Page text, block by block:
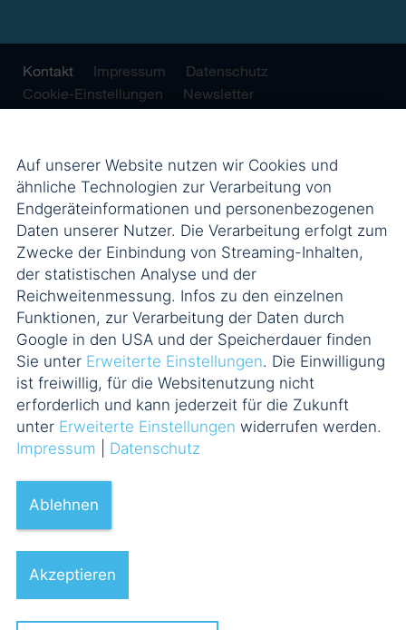
Kontakt Impressum
Datenschutz
Cookie-Einstellungen
Newsletter
Auf unserer Website nutzen wir Cookies und
ähnliche Technologien zur Verarbeitung von
Endgeräteinformationen und personenbezogenen
Daten unserer Nutzer. Die Verarbeitung erfolgt zum
Zwecke der Einbindung von Streaming-Inhalten,
der statistischen Analyse und der
Reichweitenmessung. Infos zu den einzelnen
Funktionen, zur Verarbeitung der Daten durch
Google in den USA und der Speicherdauer finden
Sie unter Erweiterte Einstellungen. Die Einwilligung
ist freiwillig, für die Websitenutzung nicht
erforderlich und kann jederzeit für die Zukunft
unter Erweiterte Einstellungen widerrufen werden.
Impressum
Datenschutz
Ablehnen
Akzeptieren